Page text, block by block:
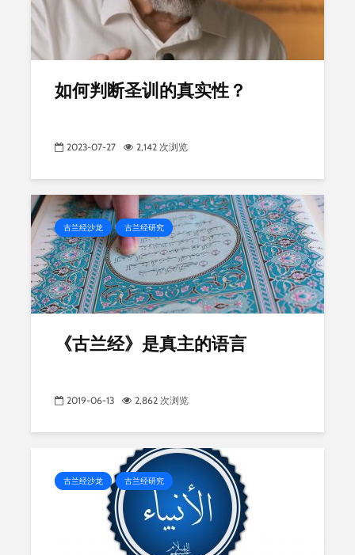
如何判断圣训的真实性？
2023-07-27 2,142 次浏览
古兰经沙龙 古兰经研究
《古兰经》是真主的语言
2019-06-13 2,862 次浏览
古兰经沙龙 古兰经研究